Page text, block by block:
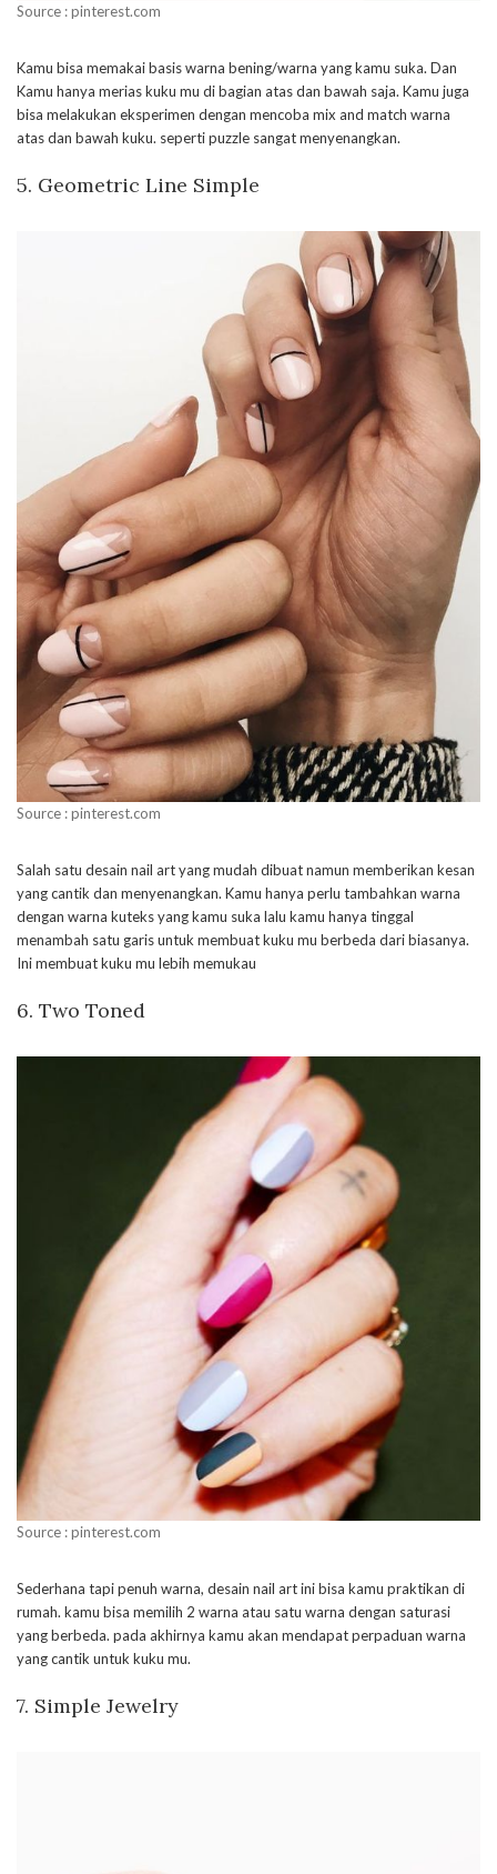
Source : pinterest.com
Kamu bisa memakai basis warna bening/warna yang kamu suka. Dan
Kamu hanya merias kuku mu di bagian atas dan bawah saja. Kamu juga
bisa melakukan eksperimen dengan mencoba mix and match warna
atas dan bawah kuku. seperti puzzle sangat menyenangkan.
5. Geometric Line Simple
Source : pinterest.com
Salah satu desain nail art yang mudah dibuat namun memberikan kesan
yang cantik dan menyenangkan. Kamu hanya perlu tambahkan warna
dengan warna kuteks yang kamu suka lalu kamu hanya tinggal
menambah satu garis untuk membuat kuku mu berbeda dari biasanya.
Ini membuat kuku mu lebih memukau
6. Two Toned
Source : pinterest.com
Sederhana tapi penuh warna, desain nail art ini bisa kamu praktikan di
rumah. kamu bisa memilih 2 warna atau satu warna dengan saturasi
yang berbeda. pada akhirnya kamu akan mendapat perpaduan warna
yang cantik untuk kuku mu.
7. Simple Jewelry